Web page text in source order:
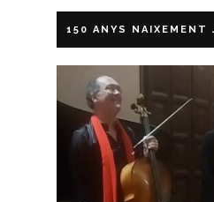
150 ANYS NAIXEMENT